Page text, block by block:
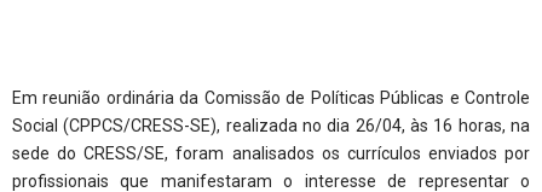
Em reunião ordinária da Comissão de Políticas Públicas e Controle
Social (CPPCS/CRESS-SE), realizada no dia 26/04, às 16 horas, na
sede do CRESS/SE, foram analisados os currículos enviados por
profissionais que manifestaram o interesse de representar o